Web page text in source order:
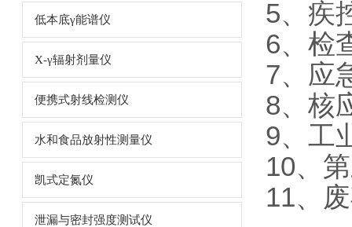
低本底γ能谱仪
X-γ辐射剂量仪
便携式射线检测仪
水和食品放射性测量仪
凯式定氮仪
泄漏与密封强度测试仪
5、疾
6、检
7、应
8、核
9、工
10、
11、